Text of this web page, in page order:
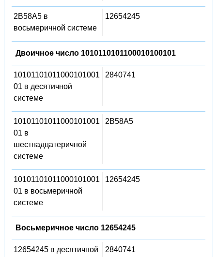
2B58A5 в
восьмеричной системе
12654245
Двоичное число 1010110101100010100101
10101101011000101001
01 в десятичной
системе
2840741
10101101011000101001
01 в
шестнадцатеричной
системе
2B58A5
10101101011000101001
01 в восьмеричной
системе
12654245
Восьмеричное число 12654245
12654245 в десятичной
2840741